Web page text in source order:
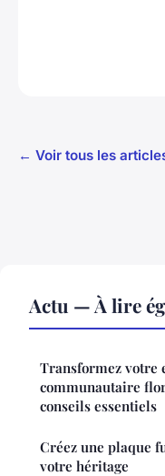
← Voir tous les
Actu — À lire
Transformez votre
communautaire
conseils essentiels
Créez une plaque
votre héritage